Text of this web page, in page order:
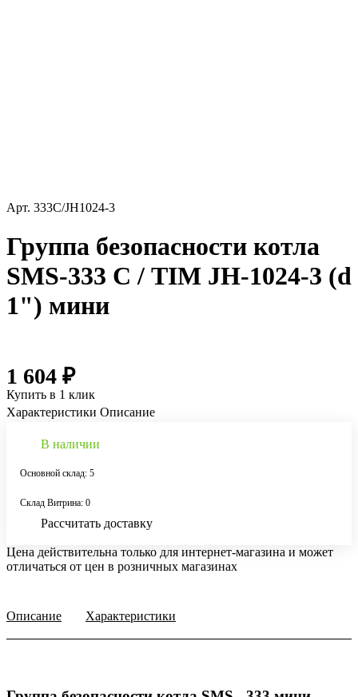
Арт. 333С/JH1024-3
Группа безопасности котла
SMS-333 С / TIM JH-1024-3 (d
1") мини
1 604 ₽
Купить в 1 клик
Характеристики Описание
В наличии
Основной склад: 5
Склад Витрина: 0
Рассчитать доставку
Цена действительна только для интернет-магазина и может
отличаться от цен в розничных магазинах
Описание Характеристики